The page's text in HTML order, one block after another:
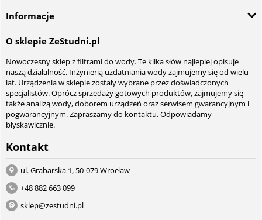
Informacje
O sklepie ZeStudni.pl
Nowoczesny sklep z filtrami do wody. Te kilka słów najlepiej opisuje
naszą działalność. Inżynierią uzdatniania wody zajmujemy się od wielu
lat. Urządzenia w sklepie zostały wybrane przez doświadczonych
specjalistów. Oprócz sprzedaży gotowych produktów, zajmujemy się
także analizą wody, doborem urządzeń oraz serwisem gwarancyjnym i
pogwarancyjnym. Zapraszamy do kontaktu. Odpowiadamy
błyskawicznie.
Kontakt
ul. Grabarska 1, 50-079 Wrocław
+48 882 663 099
sklep@zestudni.pl